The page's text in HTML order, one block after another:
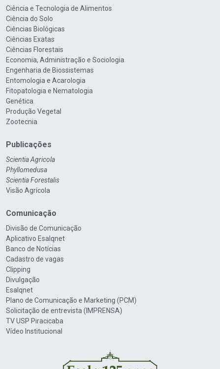
Ciência e Tecnologia de Alimentos
Ciência do Solo
Ciências Biológicas
Ciências Exatas
Ciências Florestais
Economia, Administração e Sociologia
Engenharia de Biossistemas
Entomologia e Acarologia
Fitopatologia e Nematologia
Genética
Produção Vegetal
Zootecnia
Publicações
Scientia Agricola
Phyllomedusa
Scientia Forestalis
Visão Agrícola
Comunicação
Divisão de Comunicação
Aplicativo Esalqnet
Banco de Notícias
Cadastro de vagas
Clipping
Divulgação
Esalqnet
Plano de Comunicação e Marketing (PCM)
Solicitação de entrevista (IMPRENSA)
TV USP Piracicaba
Vídeo Institucional